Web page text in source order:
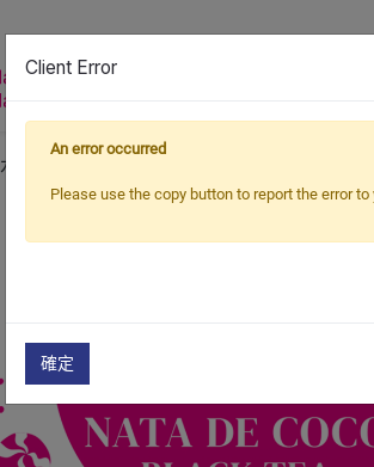
水果茶套組
Client Error
An error occurred
Please use the copy button to report the error
確定